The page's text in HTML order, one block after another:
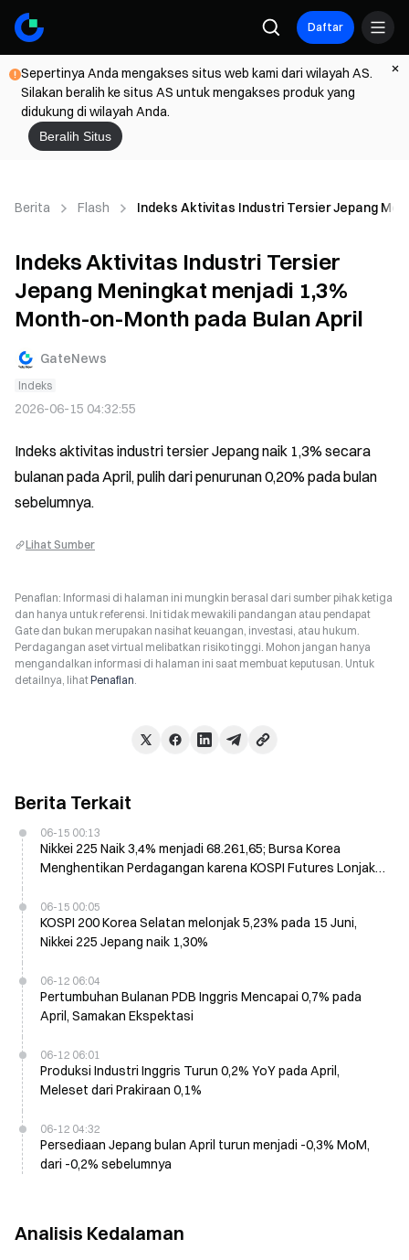
Daftar
Sepertinya Anda mengakses situs web kami dari wilayah AS.
Silakan beralih ke situs AS untuk mengakses produk yang
didukung di wilayah Anda.
Beralih Situs
Berita Flash Indeks Aktivitas Industri Tersier Jepang
Indeks Aktivitas Industri Tersier
Jepang Meningkat menjadi 1,3%
Month-on-Month pada Bulan April
GateNews
Indeks
2026-06-15 04:32:55
Indeks aktivitas industri tersier Jepang naik 1,3% secara
bulanan pada April, pulih dari penurunan 0,20% pada bulan
sebelumnya.
Lihat Sumber
Penafian: Informasi di halaman ini mungkin berasal dari sumber pihak ketiga
dan hanya untuk referensi. Ini tidak mewakili pandangan atau pendapat
Gate dan bukan merupakan nasihat keuangan, investasi, atau hukum.
Perdagangan aset virtual melibatkan risiko tinggi. Mohon jangan hanya
mengandalkan informasi di halaman ini saat membuat keputusan. Untuk
detailnya, lihatPenafian.
Berita Terkait
06-15 00:13
Nikkei 225 Naik 3,4% menjadi 68.261,65; Bursa Korea
Menghentikan Perdagangan karena KOSPI Futures Lonjak
06-15 00:05
KOSPI 200 Korea Selatan melonjak 5,23% pada 15 Juni,
Nikkei 225 Jepang naik 1,30%
06-12 06:04
Pertumbuhan Bulanan PDB Inggris Mencapai 0,7% pada
April, Samakan Ekspektasi
06-12 06:01
Produksi Industri Inggris Turun 0,2% YoY pada April,
Meleset dari Prakiraan 0,1%
06-12 04:32
Persediaan Jepang bulan April turun menjadi -0,3% MoM,
dari -0,2% sebelumnya
Analisis Kedalaman